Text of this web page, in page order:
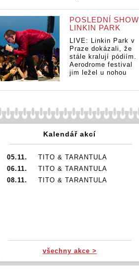
POSLEDNÍ SHOW
LINKIN PARK
LIVE: Linkin Park v
Praze dokázali, že
stále kralují pódiím.
Aerodrome festival
jim ležel u nohou
Kalendář akcí
05.11.
TITO & TARANTULA
06.11.
TITO & TARANTULA
08.11.
TITO & TARANTULA
všechny akce >